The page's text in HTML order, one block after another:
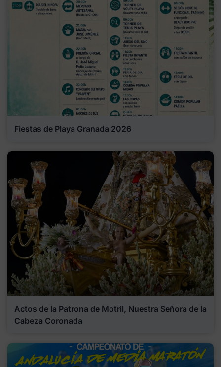
Fiestas de Playa Granada 2026
Actos de la Patrona de Motril, Nuestra Señora de la
Cabeza Coronada